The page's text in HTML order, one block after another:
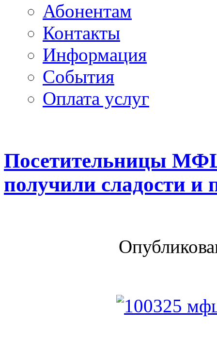
Абонентам
Контакты
Информация
Cобытия
Оплата услуг
Посетительницы
получили сладости и